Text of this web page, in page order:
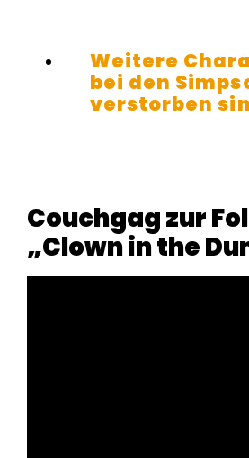
Weitere
bei den
verstorben
Couchgag zur
„Clown in the